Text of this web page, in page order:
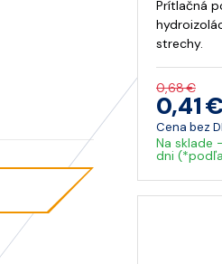
Prítlačná
strechy.
0,68 €
0,41
Cena bez
Na sklade
dni